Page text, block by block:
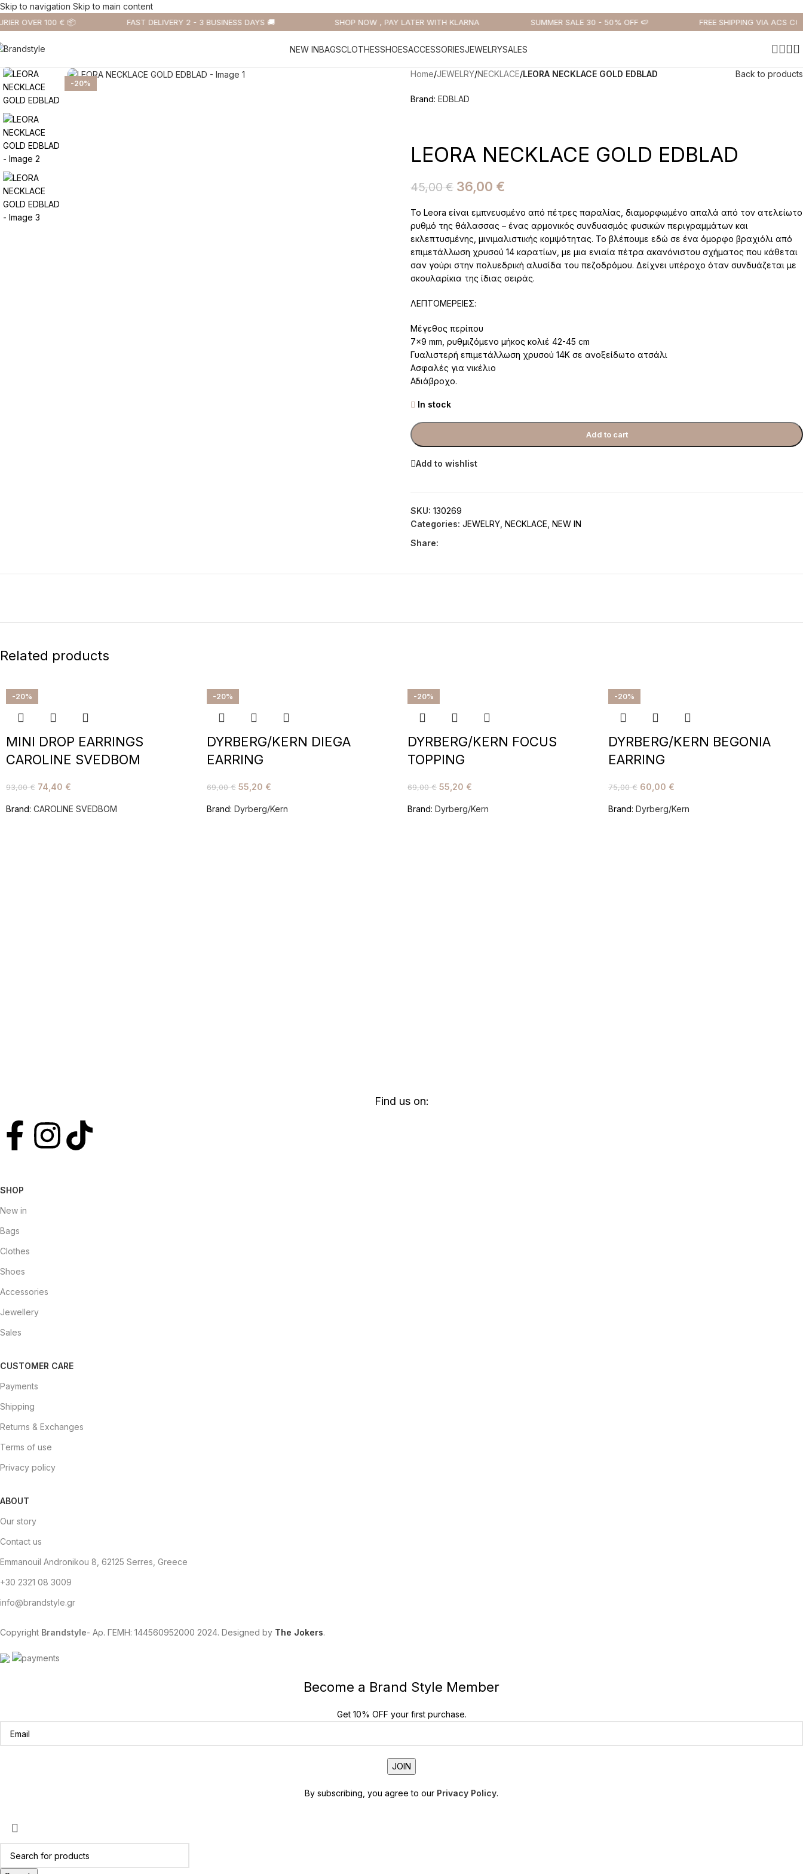
Skip to navigation Skip to main content
OVER 100 € 📦 FAST DELIVERY 2 - 3 BUSINESS DAYS 🚚 SHOP NOW , PAY LATER WITH KLARNA SUMMER SALE 30 - 50% OFF 🍉 FREE SHIPPING VIA ACS
NEW INBAGSCLOTHESSHOESACCESSORIESJEWELRYSALES
-20%
Home/JEWELRY/NECKLACE/LEORA NECKLACE GOLD EDBLAD Back to products
Brand: EDBLAD
LEORA NECKLACE GOLD EDBLAD
45,00€ 36,00 €
Το Leora είναι εμπνευσμένο από πέτρες παραλίας, διαμορφωμένο απαλά από τον ατελείωτο
ρυθμό της θάλασσας – ένας αρμονικός συνδυασμός φυσικών περιγραμμάτων και
εκλεπτυσμένης, μινιμαλιστικής κομψότητας. Το βλέπουμε εδώ σε ένα όμορφο βραχιόλι από
επιμετάλλωση χρυσού 14 καρατίων, με μια ενιαία πέτρα ακανόνιστου σχήματος που κάθεται
σαν γούρι στην πολυεδρική αλυσίδα του πεζοδρόμου. Δείχνει υπέροχο όταν συνδυάζεται με
σκουλαρίκια της ίδιας σειράς.
ΛΕΠΤΟΜΕΡΕΙΕΣ:
Μέγεθος περίπου
7×9 mm, ρυθμιζόμενο μήκος κολιέ 42-45 cm
Γυαλιστερή επιμετάλλωση χρυσού 14K σε ανοξείδωτο ατσάλι
Ασφαλές για νικέλιο
Αδιάβροχο.
In stock
Add to cart
Add to wishlist
SKU: 130269
Categories: JEWELRY NECKLACE NEW IN
Share:
Related products
-20%
MINI DROP EARRINGS
CAROLINE SVEDBOM
93,00€ 74,40 €
Brand: CAROLINE SVEDBOM
-20%
DYRBERG/KERN DIEGA
EARRING
69,00€ 55,20 €
Brand: Dyrberg/Kern
-20%
DYRBERG/KERN FOCUS
TOPPING
69,00€ 55,20 €
Brand: Dyrberg/Kern
-20%
DYRBERG/KERN BEGONIA
EARRING
75,00€ 60,00 €
Brand: Dyrberg/Kern
Find us on:
SHOP
New in
Bags
Clothes
Shoes
Accessories
Jewellery
Sales
CUSTOMER CARE
Payments
Shipping
Returns & Exchanges
Terms of use
Privacy policy
ABOUT
Our story
Contact us
Emmanouil Andronikou 8, 62125 Serres, Greece
+30 2321 08 3009
info@brandstyle.gr
Copyright Brandstyle- Αρ. ΓΕΜΗ: 144560952000 2024. Designed by The Jokers.
Become a Brand Style Member
Get 10% OFF your first purchase.
By subscribing, you agree to our Privacy Policy.